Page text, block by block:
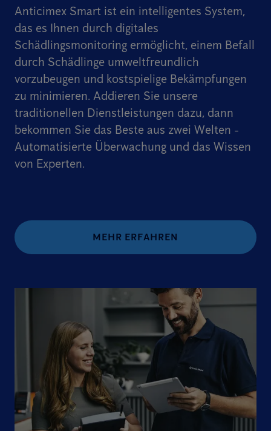
Anticimex Smart ist ein intelligentes System,
das es Ihnen durch digitales
Schädlingsmonitoring ermöglicht, einem Befall
durch Schädlinge umweltfreundlich
vorzubeugen und kostspielige Bekämpfungen
zu minimieren. Addieren Sie unsere
traditionellen Dienstleistungen dazu, dann
bekommen Sie das Beste aus zwei Welten -
Automatisierte Überwachung und das Wissen
von Experten.
MEHR ERFAHREN